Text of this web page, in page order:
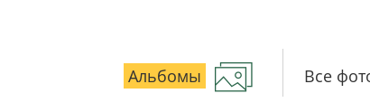
Альбомы Все